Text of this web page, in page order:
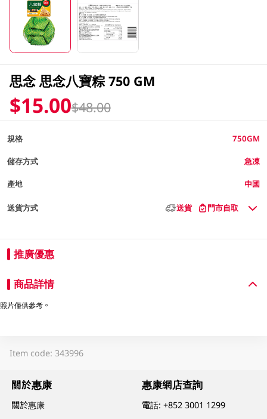
思念 思念八寶粽 750 GM
$15.00$48.00
規格 750GM
儲存方式 急凍
產地 中國
送貨方式 送貨 門市自取
推廣優惠
商品詳情
照片僅供參考。
Item code: 343996
關於惠康
關於惠康
惠康網店查詢
電話:+852 3001 1299